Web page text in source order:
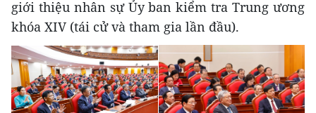
giới thiệu nhân sự Ủy ban kiểm tra Trung ương
khóa XIV (tái cử và tham gia lần đầu).